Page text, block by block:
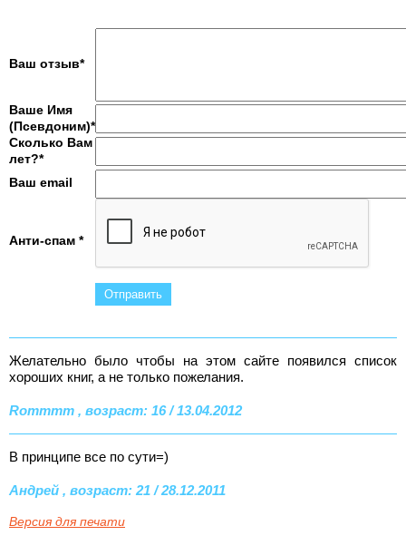
Ваш отзыв*
Ваше Имя
(Псевдоним)*
Сколько Вам
лет?*
Ваш email
Анти-спам *
Желательно было чтобы на этом сайте появился список
хороших книг, а не только пожелания.
Rommmm , возраст: 16 / 13.04.2012
В принципе все по сути=)
Андрей , возраст: 21 / 28.12.2011
Версия для печати